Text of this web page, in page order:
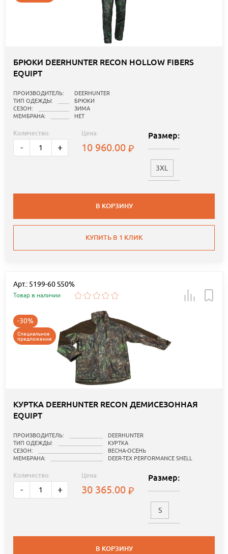
БРЮКИ DEERHUNTER RECON HOLLOW FIBERS
EQUIPT
ПРОИЗВОДИТЕЛЬ:
DEERHUNTER
ТИП ОДЕЖДЫ:
БРЮКИ
СЕЗОН:
ЗИМА
МЕМБРАНА:
НЕТ
Количество:
- +
Цена:
10 960.00
Размер:
3XL
В КОРЗИНУ
КУПИТЬ В 1 КЛИК
Арт.: 5199-60 S50%
Товар в наличии
-30%
Специальное
предложение
КУРТКА DEERHUNTER RECON ДЕМИСЕЗОННАЯ
EQUIPT
ПРОИЗВОДИТЕЛЬ:
DEERHUNTER
ТИП ОДЕЖДЫ:
КУРТКА
СЕЗОН:
ВЕСНА-ОСЕНЬ
МЕМБРАНА:
DEER-TEX PERFORMANCE SHELL
Количество:
- +
Цена:
30 365.00
Размер:
S
В КОРЗИНУ